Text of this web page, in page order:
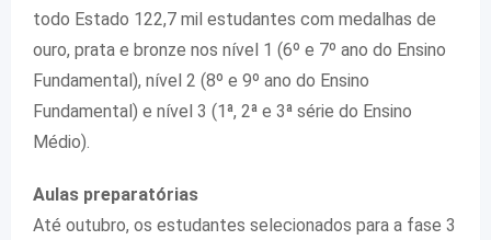
todo Estado 122,7 mil estudantes com medalhas de
ouro, prata e bronze nos nível 1 (6º e 7º ano do Ensino
Fundamental), nível 2 (8º e 9º ano do Ensino
Fundamental) e nível 3 (1ª, 2ª e 3ª série do Ensino
Médio).
Aulas preparatórias
Até outubro, os estudantes selecionados para a fase 3